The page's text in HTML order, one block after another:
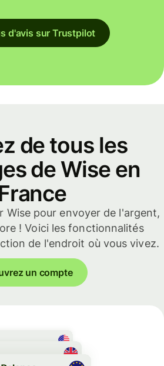
d'avis sur Trustpilot
de tous les
de Wise en
Wise pour envoyer de l'argent,
! Voici les fonctionnalités
de l'endroit où vous vivez.
un compte